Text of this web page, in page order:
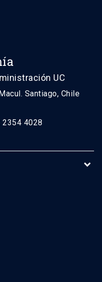
UC
Santiago, Chile
4028